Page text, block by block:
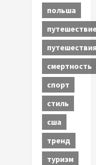
польша
смертность
спорт
стиль
сша
тренд
туризм